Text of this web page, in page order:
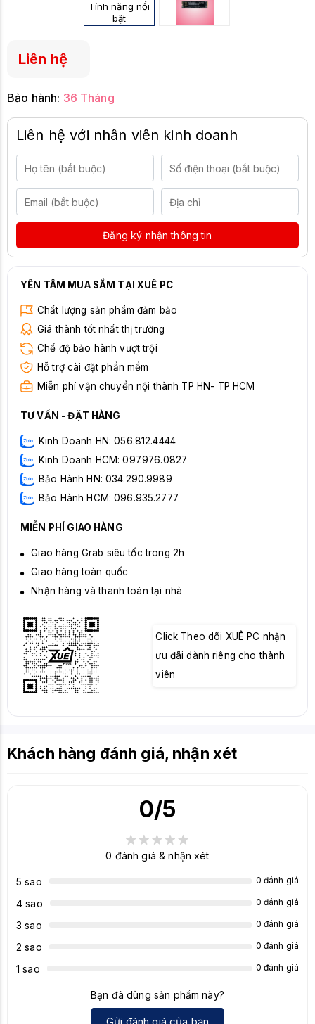
Tính năng nổi
bật
Liên hệ
Bảo hành: 36 Tháng
Liên hệ với nhân viên kinh doanh
Đăng ký nhận thông tin
YÊN TÂM MUA SẮM TẠI XUÊ PC
Chất lượng sản phẩm đảm bảo
Giá thành tốt nhất thị trường
Chế độ bảo hành vượt trội
Hỗ trợ cài đặt phần mềm
Miễn phí vận chuyển nội thành TP HN- TP HCM
TƯ VẤN - ĐẶT HÀNG
Kinh Doanh HN: 056.812.4444
Kinh Doanh HCM: 097.976.0827
Bảo Hành HN: 034.290.9989
Bảo Hành HCM: 096.935.2777
MIỄN PHÍ GIAO HÀNG
Giao hàng Grab siêu tốc trong 2h
Giao hàng toàn quốc
Nhận hàng và thanh toán tại nhà
Click Theo dõi XUÊ PC nhận
ưu đãi dành riêng cho thành
viên
Khách hàng đánh giá, nhận xét
0/5
0 đánh giá & nhận xét
5 sao 0 đánh giá
4 sao 0 đánh giá
3 sao 0 đánh giá
2 sao 0 đánh giá
1 sao 0 đánh giá
Bạn đã dùng sản phẩm này?